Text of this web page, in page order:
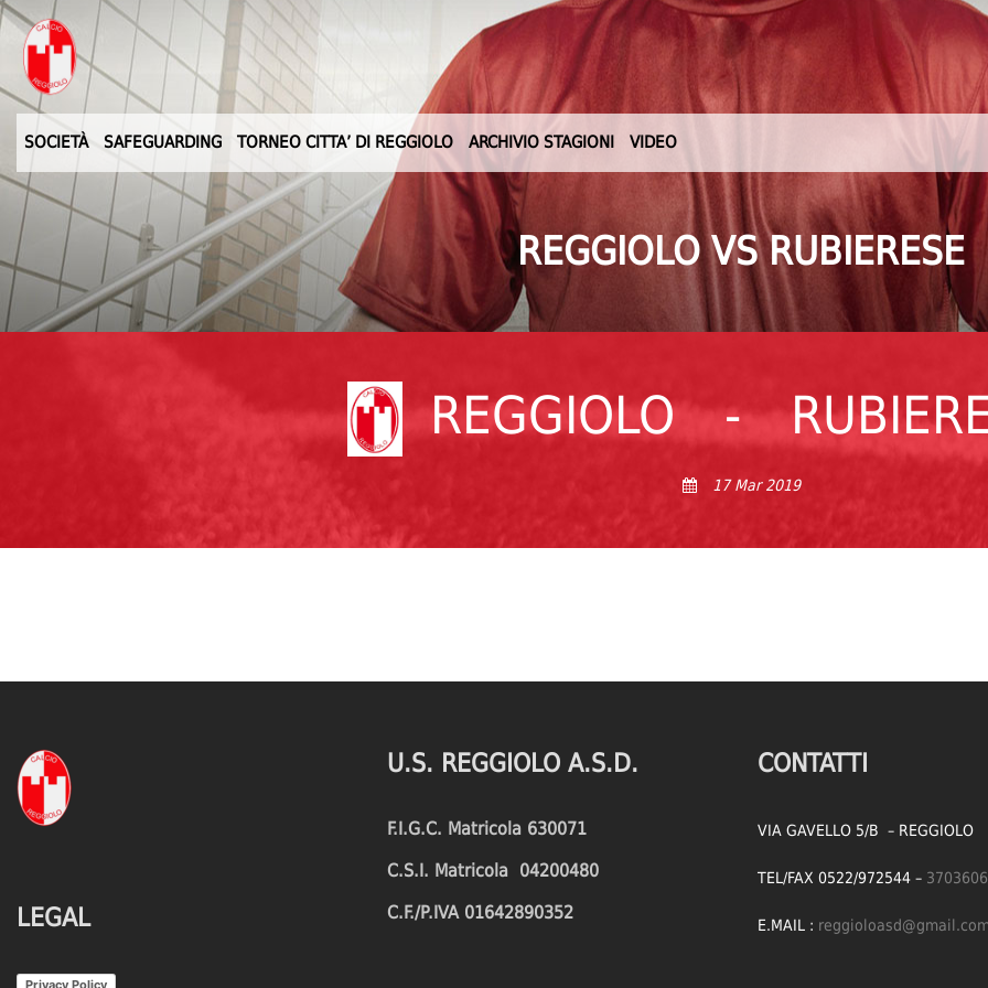
SOCIETÀ SAFEGUARDING TORNEO CITTA’ DI REGGIOLO ARCHIVIO STAGIONI VIDEO
REGGIOLO VS RUBIERESE
REGGIOLO -
17 Mar 2019
LEGAL
Privacy Policy
U.S. REGGIOLO A.S.D.
F.I.G.C. Matricola 630071
C.S.I. Matricola 04200480
C.F./P.IVA 01642890352
CONTATTI
VIA GAVELLO 5/B – REGGIOLO
TEL/FAX 0522/972544 –
E.MAIL :